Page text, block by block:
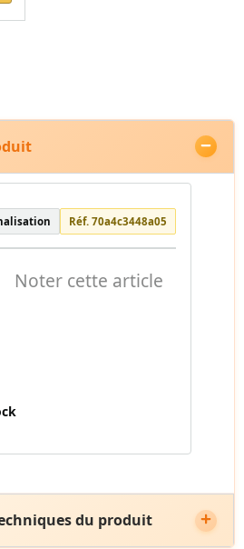
Réf. 70a4c3448a05
Noter cette article
du produit